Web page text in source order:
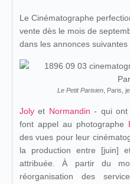
Le Cinématographe
vente dès le mois de
dans les annonces suivantes
Le Petit Parisien, Paris,
Joly et Normandin - qui ont
font appel au photographe
des vues pour leur
la production entre [juin]
attribuée. À partir du
réorganisation des